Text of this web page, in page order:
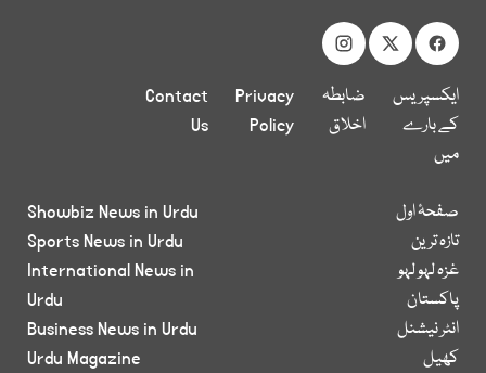
ایکسپریس
کے بارے
میں
ضابطہ
اخلاق
Privacy
Policy
Contact
Us
صفحۂ اول
تازہ ترین
غزہ لہو لہو
پاکستان
انٹر نیشنل
کھیل
Showbiz News in Urdu
Sports News in Urdu
International News in
Urdu
Business News in Urdu
Urdu Magazine